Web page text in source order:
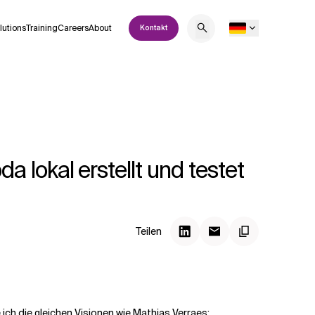
TrainingCareersAbout Kontakt
lokal erstellt und testet
Teilen